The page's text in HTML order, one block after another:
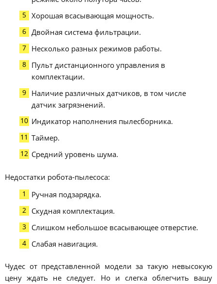
Хорошая всасывающая мощность.
Двойная система фильтрации.
Несколько разных режимов работы.
Пульт дистанционного управления в
комплектации.
Наличие различных датчиков, в том числе
датчик загрязнений.
Индикатор наполнения пылесборника.
Таймер.
Средний уровень шума.
Недостатки робота-пылесоса:
Ручная подзарядка.
Скудная комплектация.
Слишком небольшое всасывающее отверстие.
Слабая навигация.
Чудес от представленной модели за такую невысокую
цену ждать не следует. Но и слегка облегчить вашу